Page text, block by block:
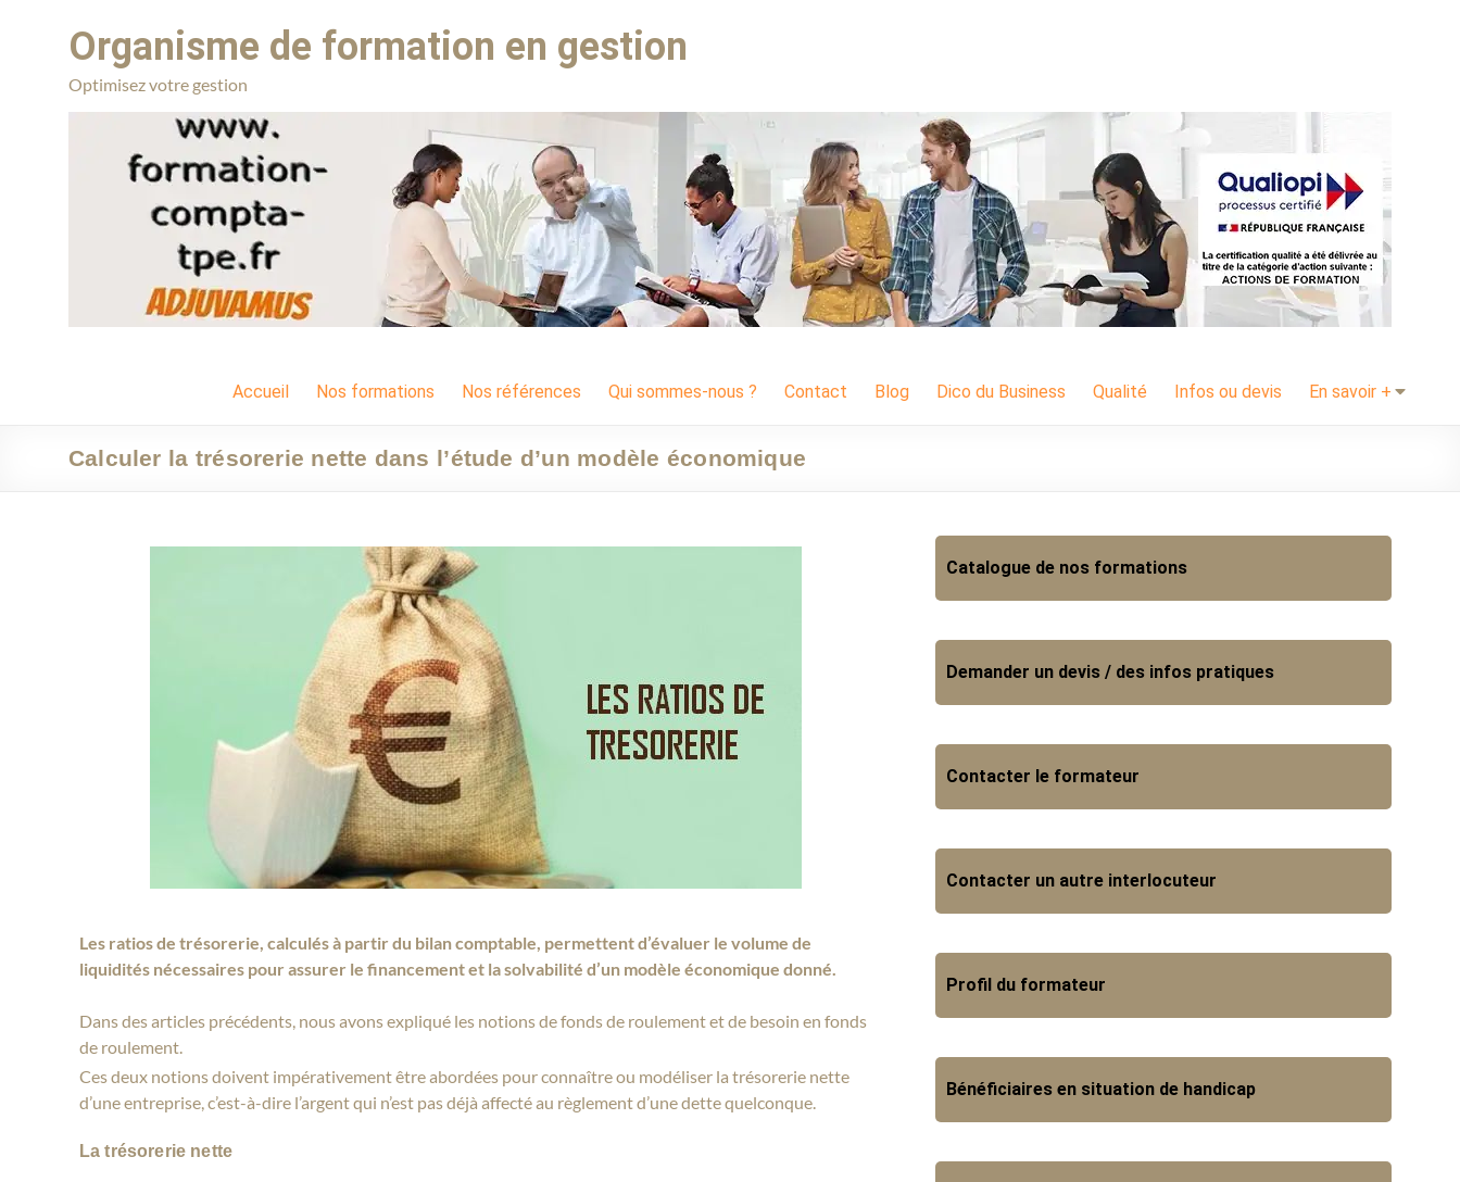
Organisme de formation en gestion
Optimisez votre gestion
Accueil Nos formations Nos références Qui sommes-nous ? Contact Blog Dico du Business Qualité Infos ou devis En savoir +
Calculer la trésorerie nette dans l’étude d’un modèle économique
Les ratios de trésorerie, calculés à partir du bilan comptable, permettent d’évaluer le volume de
liquidités nécessaires pour assurer le financement et la solvabilité d’un modèle économique donné.
Dans des articles précédents, nous avons expliqué les notions de fonds de roulement et de besoin en fonds
de roulement.
Ces deux notions doivent impérativement être abordées pour connaître ou modéliser la trésorerie nette
d’une entreprise, c’est-à-dire l’argent qui n’est pas déjà affecté au règlement d’une dette quelconque.
La trésorerie nette
Catalogue de nos formations
Demander un devis / des infos pratiques
Contacter le formateur
Contacter un autre interlocuteur
Profil du formateur
Bénéficiaires en situation de handicap